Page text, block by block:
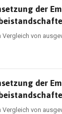
der
Vergleich von
der
Vergleich von